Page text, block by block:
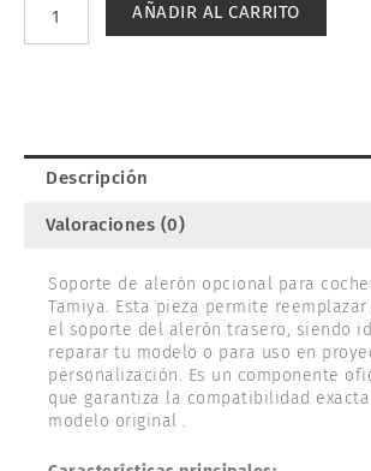
0115245
AÑADIR AL CARRITO
Descripción
Valoraciones (0)
Soporte de alerón opcional para
Tamiya. Esta pieza permite
el soporte del alerón trasero, siendo
reparar tu modelo o para uso en
personalización. Es un componente
que garantiza la compatibilidad
modelo original .